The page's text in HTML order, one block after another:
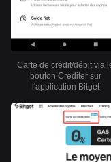
Carte de crédit/débit via
bouton Créditer sur
l'application Bitget